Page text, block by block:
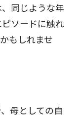
同じような年
ソードに触れ
もしれませ
母としての自